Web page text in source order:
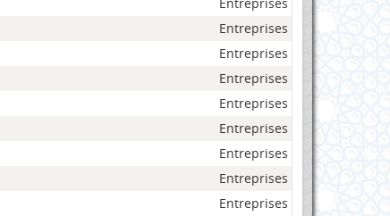
Entreprises
Entreprises
Entreprises
Entreprises
Entreprises
Entreprises
Entreprises
Entreprises